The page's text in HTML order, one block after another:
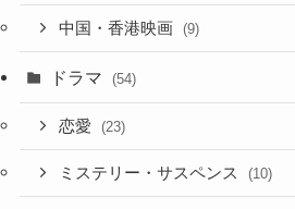
中国・香港映画 (9)
ドラマ (54)
恋愛 (23)
ミステリー・サスペンス (10)